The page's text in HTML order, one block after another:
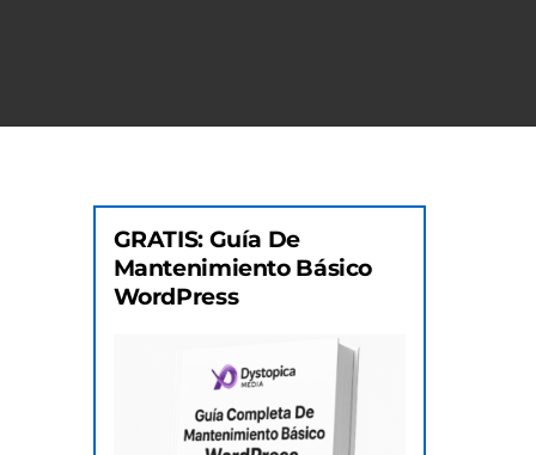
GRATIS: Guía De
Mantenimiento Básico
WordPress